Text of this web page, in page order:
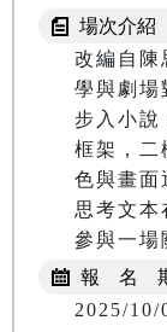
場次介紹
改編自陳
學與劇場
步入小說
框架，二
色與畫面
思考文本
報 名
2025/10/